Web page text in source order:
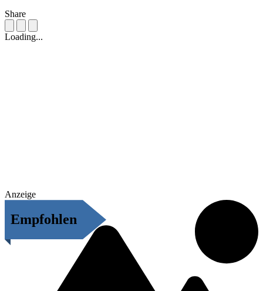
Share
Loading...
Anzeige
Empfohlen